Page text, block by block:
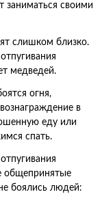
заниматься своими
слишком близко.
медведей.
огня,
в
еду или
спать.
общепринятые
боялись людей: